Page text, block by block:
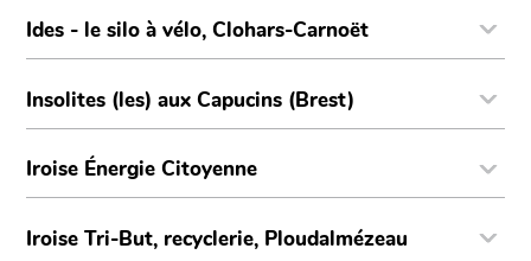
Ides - le silo à vélo, Clohars-Carnoët
Insolites (les) aux Capucins (Brest)
Iroise Énergie Citoyenne
Iroise Tri-But, recyclerie, Ploudalmézeau